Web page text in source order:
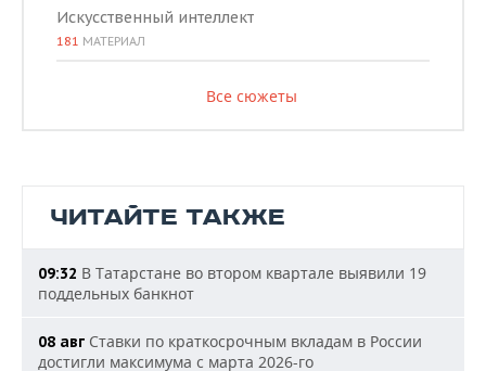
Искусственный интеллект
181 МАТЕРИАЛ
Все сюжеты
ЧИТАЙТЕ ТАКЖЕ
09:32 В Татарстане во втором квартале выявили 19
поддельных банкнот
08 авг Ставки по краткосрочным вкладам в России
достигли максимума с марта 2026-го